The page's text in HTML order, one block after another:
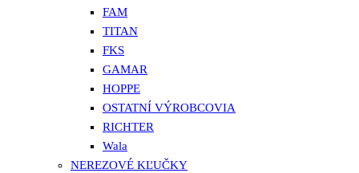
FAM
TITAN
FKS
GAMAR
HOPPE
OSTATNÍ VÝROBCOVIA
RICHTER
Wala
NEREZOVÉ KĽUČKY